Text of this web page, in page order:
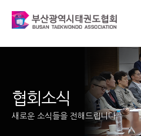
협회소식
새로운 소식들을 전해드립니다